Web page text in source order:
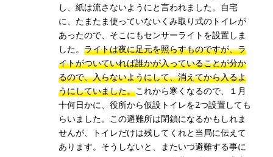
し、紙は流さないようにと言われました。自宅
に、たまたま使っていないくみ取り式のトイレが
あったので、そこにもセンサーライトを設置しま
した。ライトは夜に足元を照らすものですが、ラ
イトがついていれば誰かが入っていることが分か
るので、入らないようにして、消えてから入るよ
うにしていました。これから寒くなるので、１月
十何日かに、役所から仮設トイレを2つ設置しても
らいました。この避難所は閉鎖になるかもしれま
せんが、トイレだけは残してくれと当局に伝えて
あります。そうしないと、またいつ避難する事に